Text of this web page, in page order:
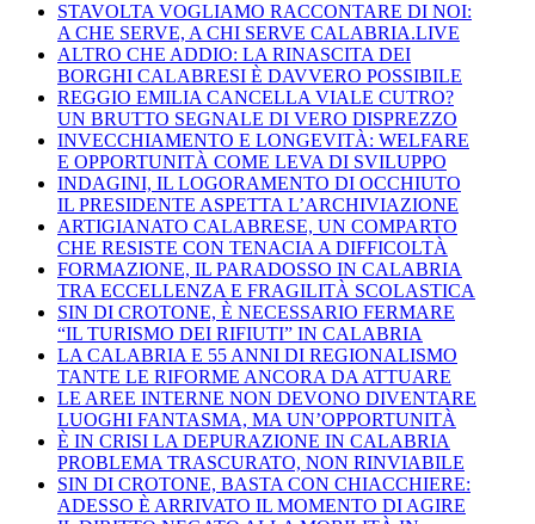
STAVOLTA VOGLIAMO RACCONTARE DI NOI:
A CHE SERVE, A CHI SERVE CALABRIA.LIVE
ALTRO CHE ADDIO: LA RINASCITA DEI
BORGHI CALABRESI È DAVVERO POSSIBILE
REGGIO EMILIA CANCELLA VIALE CUTRO?
UN BRUTTO SEGNALE DI VERO DISPREZZO
INVECCHIAMENTO E LONGEVITÀ: WELFARE
E OPPORTUNITÀ COME LEVA DI SVILUPPO
INDAGINI, IL LOGORAMENTO DI OCCHIUTO
IL PRESIDENTE ASPETTA L’ARCHIVIAZIONE
ARTIGIANATO CALABRESE, UN COMPARTO
CHE RESISTE CON TENACIA A DIFFICOLTÀ
FORMAZIONE, IL PARADOSSO IN CALABRIA
TRA ECCELLENZA E FRAGILITÀ SCOLASTICA
SIN DI CROTONE, È NECESSARIO FERMARE
“IL TURISMO DEI RIFIUTI” IN CALABRIA
LA CALABRIA E 55 ANNI DI REGIONALISMO
TANTE LE RIFORME ANCORA DA ATTUARE
LE AREE INTERNE NON DEVONO DIVENTARE
LUOGHI FANTASMA, MA UN’OPPORTUNITÀ
È IN CRISI LA DEPURAZIONE IN CALABRIA
PROBLEMA TRASCURATO, NON RINVIABILE
SIN DI CROTONE, BASTA CON CHIACCHIERE:
ADESSO È ARRIVATO IL MOMENTO DI AGIRE